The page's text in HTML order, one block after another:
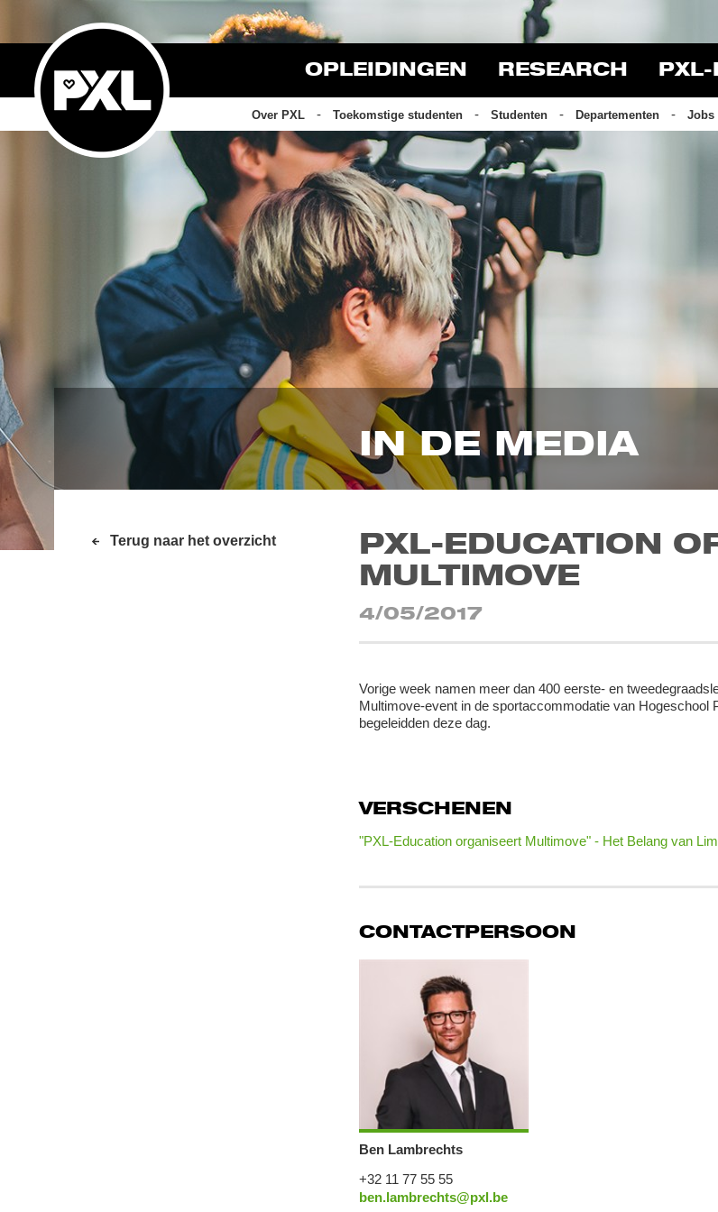
OPLEIDINGEN RESEARCH PXL-
Over PXL Toekomstige studenten Studenten Departementen Jobs
IN DE MEDIA
Terug naar het overzicht
PXL-EDUCATION
MULTIMOVE
4/05/2017
Vorige week namen meer dan 400 eerste- en
Multimove-event in de sportaccommodatie van
begeleidden deze dag.
VERSCHENEN
"PXL-Education organiseert Multimove" - Het Belang van
CONTACTPERSOON
Ben Lambrechts
+32 11 77 55 55
ben.lambrechts@pxl.be